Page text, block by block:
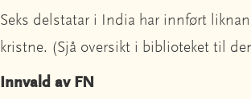
Seks delstatar i India har innført
kristne. (Sjå oversikt i biblioteket til
Innvald av FN